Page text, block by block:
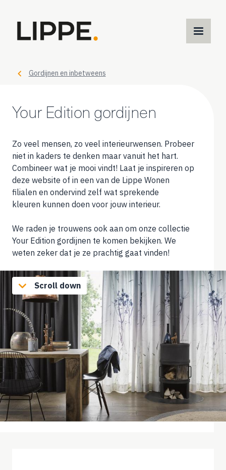
Gordijnen en inbetweens
Your Edition gordijnen
Zo veel mensen, zo veel interieurwensen. Probeer
niet in kaders te denken maar vanuit het hart.
Combineer wat je mooi vindt! Laat je inspireren op
deze website of in een van de Lippe Wonen
filialen en ondervind zelf wat sprekende
kleuren kunnen doen voor jouw interieur.
We raden je trouwens ook aan om onze collectie
Your Edition gordijnen te komen bekijken. We
weten zeker dat je ze prachtig gaat vinden!
Scroll down